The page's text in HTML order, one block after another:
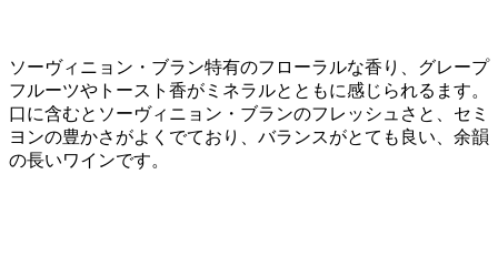
ソーヴィニョン・ブラン特有のフローラルな香り、グレープ
フルーツやトースト香がミネラルとともに感じられるます。
口に含むとソーヴィニョン・ブランのフレッシュさと、セミ
ヨンの豊かさがよくでており、バランスがとても良い、余韻
の長いワインです。